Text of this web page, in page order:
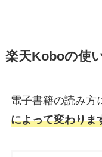
楽天Koboの使
電子書籍の読み方
によって変わりま